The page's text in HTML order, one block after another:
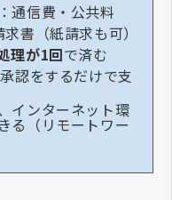
通信費・公共料
書（紙請求も可）
理が1回で済む
認をするだけで支
インターネット環
る（リモートワー